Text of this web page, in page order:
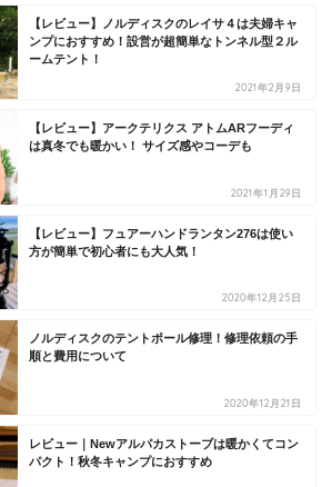
【レビュー】ノルディスクのレイサ４は夫婦キャ
ンプにおすすめ！設営が超簡単なトンネル型２ル
ームテント！
2021年2月9日
【レビュー】アークテリクス アトムARフーディ
は真冬でも暖かい！ サイズ感やコーデも
2021年1月29日
【レビュー】フュアーハンドランタン276は使い
方が簡単で初心者にも大人気！
2020年12月25日
ノルディスクのテントポール修理！修理依頼の手
順と費用について
2020年12月21日
レビュー｜Newアルパカストーブは暖かくてコン
パクト！秋冬キャンプにおすすめ